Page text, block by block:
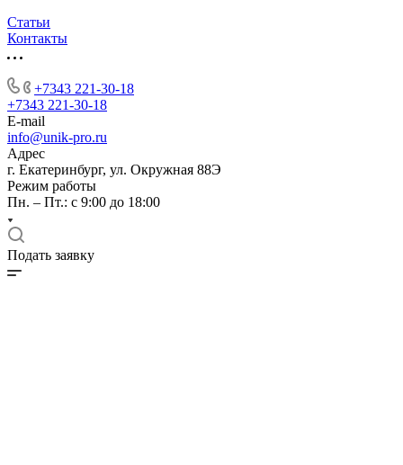
Статьи
Контакты
+7343 221-30-18
+7343 221-30-18
E-mail
info@unik-pro.ru
Адрес
г. Екатеринбург, ул. Окружная 88Э
Режим работы
Пн. – Пт.: с 9:00 до 18:00
Подать заявку